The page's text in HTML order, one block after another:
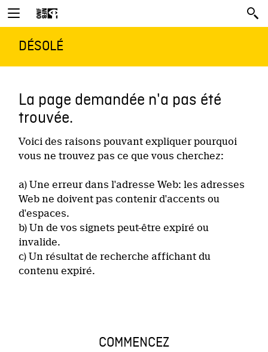
DÉSOLÉ
La page demandée n'a pas été
trouvée.
Voici des raisons pouvant expliquer pourquoi
vous ne trouvez pas ce que vous cherchez:
a) Une erreur dans l'adresse Web: les adresses
Web ne doivent pas contenir d'accents ou
d'espaces.
b) Un de vos signets peut-être expiré ou
invalide.
c) Un résultat de recherche affichant du
contenu expiré.
COMMENCEZ